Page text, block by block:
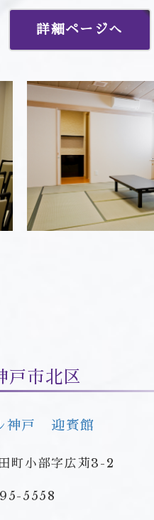
詳細ページへ
市北区
神戸 迎賓館
町小部字広苅3-2
5558